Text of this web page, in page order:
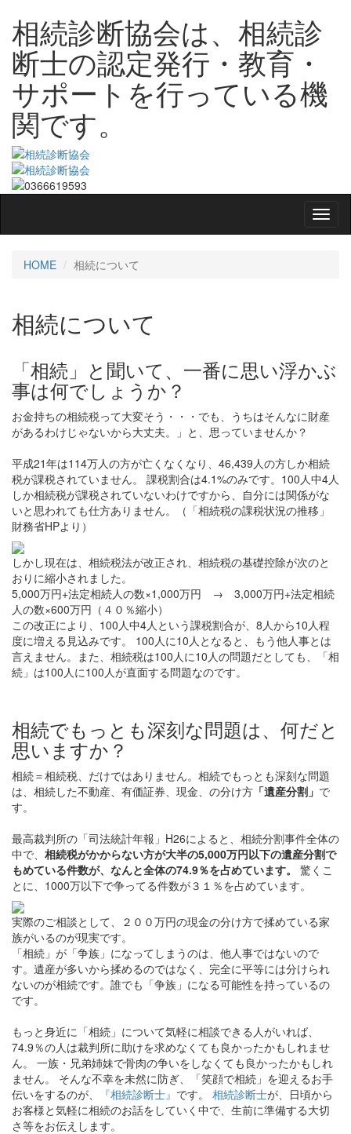
相続診断協会は、相続診
断士の認定発行・教育・
サポートを行っている機
関です。
HOME 相続について
相続について
「相続」と聞いて、一番に思い浮かぶ
事は何でしょうか？
お金持ちの相続税って大変そう・・・でも、うちはそんなに財産
があるわけじゃないから大丈夫。」と、思っていませんか？
平成21年は114万人の方が亡くなくなり、46,439人の方しか相続
税が課税されていません。 課税割合は4.1%のみです。100人中4人
しか相続税が課税されていないわけですから、自分には関係がな
いと思われても仕方ありません。（「相続税の課税状況の推移」
財務省HPより）
しかし現在は、相続税法が改正され、相続税の基礎控除が次のと
おりに縮小されました。
5,000万円+法定相続人の数×1,000万円 → 3,000万円+法定相続
人の数×600万円 （４０％縮小）
この改正により、100人中4人という課税割合が、8人から10人程
度に増える見込みです。 100人に10人となると、もう他人事とは
言えません。また、相続税は100人に10人の問題だとしても、
「相
続」は100人に100人が直面する問題なのです。
相続でもっとも深刻な問題は、何だと
思いますか？
相続＝相続税、だけではありません。相続でもっとも深刻な問題
は、相続した不動産、有価証券、現金、の分け方 「遺産分割」 で
す。
最高裁判所の「司法統計年報」H26によると、相続分割事件全体の
中で、 相続税がかからない方が大半の5,000万円以下の遺産分割で
もめている件数が、なんと全体の74.9％を占めています。
驚くこ
とに、1000万以下で争ってる件数が３１％を占めています。
実際のご相談として、２００万円の現金の分け方で揉めている家
族がいるのが現実です。
「相続」が「争族」になってしまうのは、他人事ではないので
す。遺産が多いから揉めるのではなく、完全に平等には分けられ
ないのが相続です。誰でも「争族」になる可能性を持っているの
です。
もっと身近に「相続」について気軽に相談できる人がいれば、
74.9％の人は裁判所に助けを求めなくても良かったかもしれませ
ん。 一族・兄弟姉妹で骨肉の争いをしなくても良かったかもしれ
ません。 そんな不幸を未然に防ぎ、「笑顔で相続」を迎えるお手
伝いをするのが、
『相続診断士』 です。 相続診断士が、日頃から
お客様と気軽に相続のお話をしていく中で、生前に準備する大切
さ等をお伝えします。